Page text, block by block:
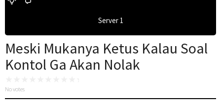
Server 1
Meski Mukanya Ketus Kalau Soal
Kontol Ga Akan Nolak
No votes